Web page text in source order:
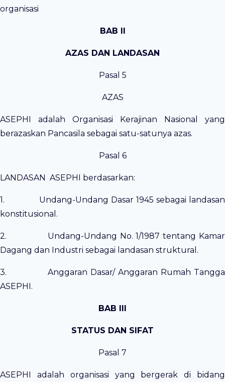
organisasi
BAB II
AZAS DAN LANDASAN
Pasal 5
AZAS
ASEPHI adalah Organisasi Kerajinan Nasional yang
berazaskan Pancasila sebagai satu-satunya azas.
Pasal 6
LANDASAN ASEPHI berdasarkan:
1. Undang-Undang Dasar 1945 sebagai landasan
konstitusional.
2. Undang-Undang No. 1/1987 tentang Kamar
Dagang dan Industri sebagai landasan struktural.
3. Anggaran Dasar/ Anggaran Rumah Tangga
ASEPHI.
BAB III
STATUS DAN SIFAT
Pasal 7
ASEPHI adalah organisasi yang bergerak di bidang